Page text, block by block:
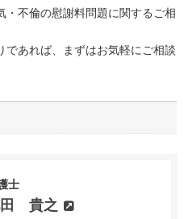
・不倫の慰謝料問題に関するご相
であれば、まずはお気軽にご相談
士
貴之